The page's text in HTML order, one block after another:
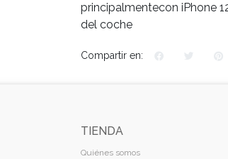
principalmentecon iPhone
del coche
Compartir en:
TIENDA
Quiénes somos